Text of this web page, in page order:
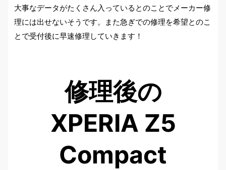
大事なデータがたくさん入っているとのことでメーカー修
理には出せないそうです。また急ぎでの修理を希望とのこ
とで受付後に早速修理していきます！
修理後の
XPERIA Z5
Compact